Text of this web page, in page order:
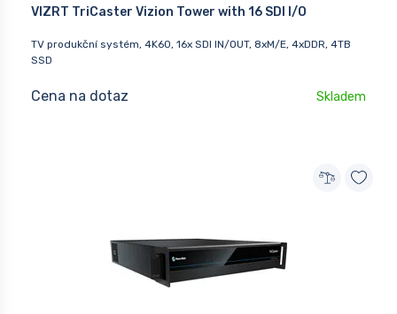
VIZRT TriCaster Vizion Tower with 16 SDI I/O
TV produkční systém, 4K60, 16x SDI IN/OUT, 8xM/E, 4xDDR, 4TB
SSD
Cena na dotaz Skladem